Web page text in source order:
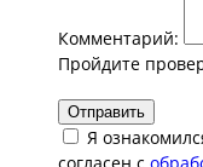
Комментарий:
Пройдите
Отправить
Я
согласен с